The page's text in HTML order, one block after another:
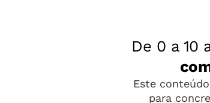
resta é uma relação de
salas de aula e em
científico, o aprendizado
relações de confiança e
ocorrer por iniciativa de